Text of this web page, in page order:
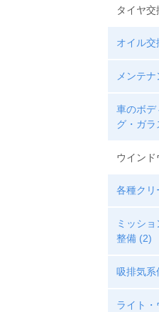
タイヤ交
オイル交
メンテ
車のボデ
グ・ガ
ウイン
各種クリ
ミッショ
整備 (2)
吸排気系
ライト・